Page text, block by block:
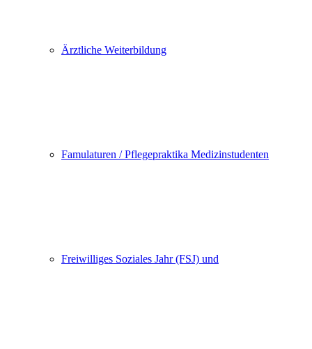
Ärztliche Weiterbildung
Famulaturen / Pflegepraktika Medizinstudenten
Freiwilliges Soziales Jahr (FSJ) und